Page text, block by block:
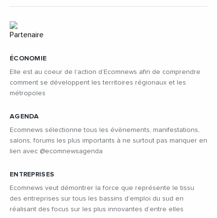
ÉCONOMIE
Elle est au coeur de l’action d’Ecomnews afin de comprendre
comment se développent les territoires régionaux et les
métropoles
AGENDA
Ecomnews sélectionne tous les évènements, manifestations,
salons, forums les plus importants à ne surtout pas manquer en
lien avec @ecomnewsagenda
ENTREPRISES
Ecomnews veut démontrer la force que représente le tissu
des entreprises sur tous les bassins d’emploi du sud en
réalisant des focus sur les plus innovantes d’entre elles